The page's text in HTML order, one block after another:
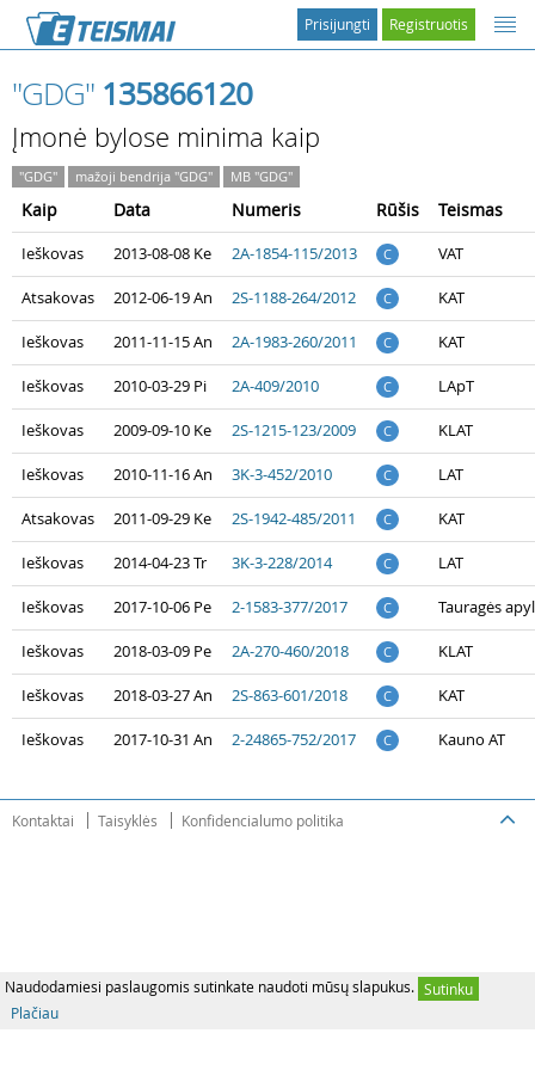
Naudodamiesi paslaugomis sutinkate naudoti mūsų slapukus. Sutinku
Plačiau
Registruotis
Prisijungti
"GDG" 135866120
Įmonė bylose minima kaip
"GDG" mažoji bendrija "GDG" MB "GDG"
Kaip Data Numeris Rūšis Teismas
Ieškovas 2013-08-08 Ke 2A-1854-115/2013 C VAT
Atsakovas 2012-06-19 An 2S-1188-264/2012 C KAT
Ieškovas 2011-11-15 An 2A-1983-260/2011 C KAT
Ieškovas 2010-03-29 Pi 2A-409/2010 C LApT
Ieškovas 2009-09-10 Ke 2S-1215-123/2009 C KLAT
Ieškovas 2010-11-16 An 3K-3-452/2010 C LAT
Atsakovas 2011-09-29 Ke 2S-1942-485/2011 C KAT
Ieškovas 2014-04-23 Tr 3K-3-228/2014 C LAT
Ieškovas 2017-10-06 Pe 2-1583-377/2017 C Tauragės
Ieškovas 2018-03-09 Pe 2A-270-460/2018 C KLAT
Ieškovas 2018-03-27 An 2S-863-601/2018 C KAT
Ieškovas 2017-10-31 An 2-24865-752/2017 C Kauno AT
Kontaktai Taisyklės Konfidencialumo politika